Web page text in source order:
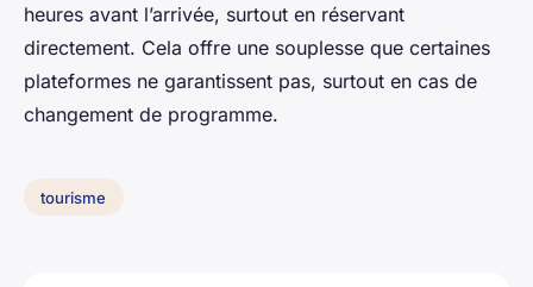
heures avant l’arrivée, surtout en réservant
directement. Cela offre une souplesse que certaines
plateformes ne garantissent pas, surtout en cas de
changement de programme.
tourisme